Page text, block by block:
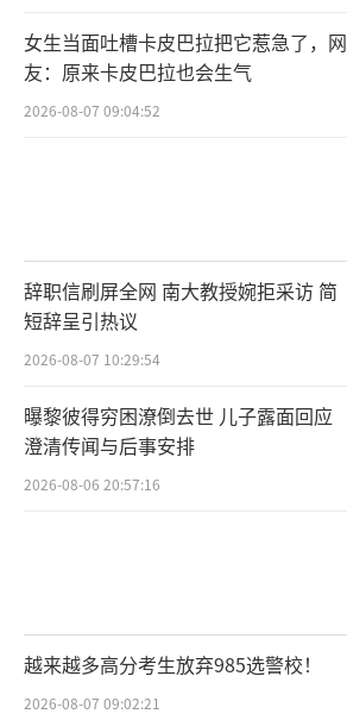
女生当面吐槽卡皮巴拉把它惹急了，网
友：原来卡皮巴拉也会生气
2026-08-07 09:04:52
辞职信刷屏全网 南大教授婉拒采访 简
短辞呈引热议
2026-08-07 10:29:54
曝黎彼得穷困潦倒去世 儿子露面回应
澄清传闻与后事安排
2026-08-06 20:57:16
越来越多高分考生放弃985选警校！
2026-08-07 09:02:21